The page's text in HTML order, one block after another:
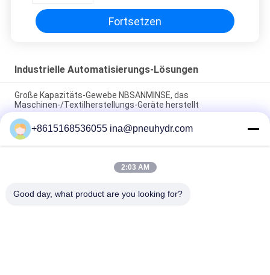
Druckguß
Fortsetzen
Industrielle Automatisierungs-Lösungen
Große Kapazitäts-Gewebe NBSANMINSE, das
Maschinen-/Textilherstellungs-Geräte herstellt
Industrielle automatische Flaschen-Schlagmaschine
NBSANMINSE/Flaschen-Produktionsmaschine
NBSANMINSE-Hochleistungs-industrielle automatisierte
Maschinerie-Lösungs-energiesparende
+8615168536055 ina@pneuhydr.com
2:03 AM
Good day, what product are you looking for?